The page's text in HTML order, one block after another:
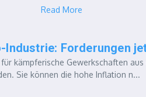
Read More
Forderungen
kämpferische Gewerkschaften
Sie können die hohe Inflation n...